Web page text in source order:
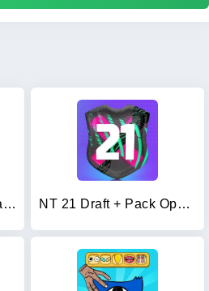
DEVCRO 22 - Draft, Packs NT 21 Draft + Pack Opener